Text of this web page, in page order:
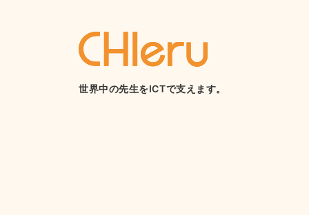
世界中の先生をICTで支えます。